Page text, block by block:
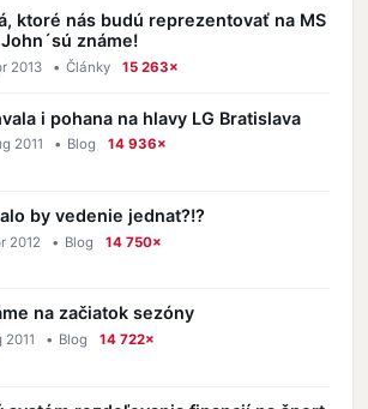
ktoré nás budú reprezentovať na MS
známe!
2013 • Články 15 263×
i pohana na hlavy LG Bratislava
2011 • Blog 14 936×
by vedenie jednat?!?
2012 • Blog 14 750×
na začiatok sezóny
2011 • Blog 14 722×